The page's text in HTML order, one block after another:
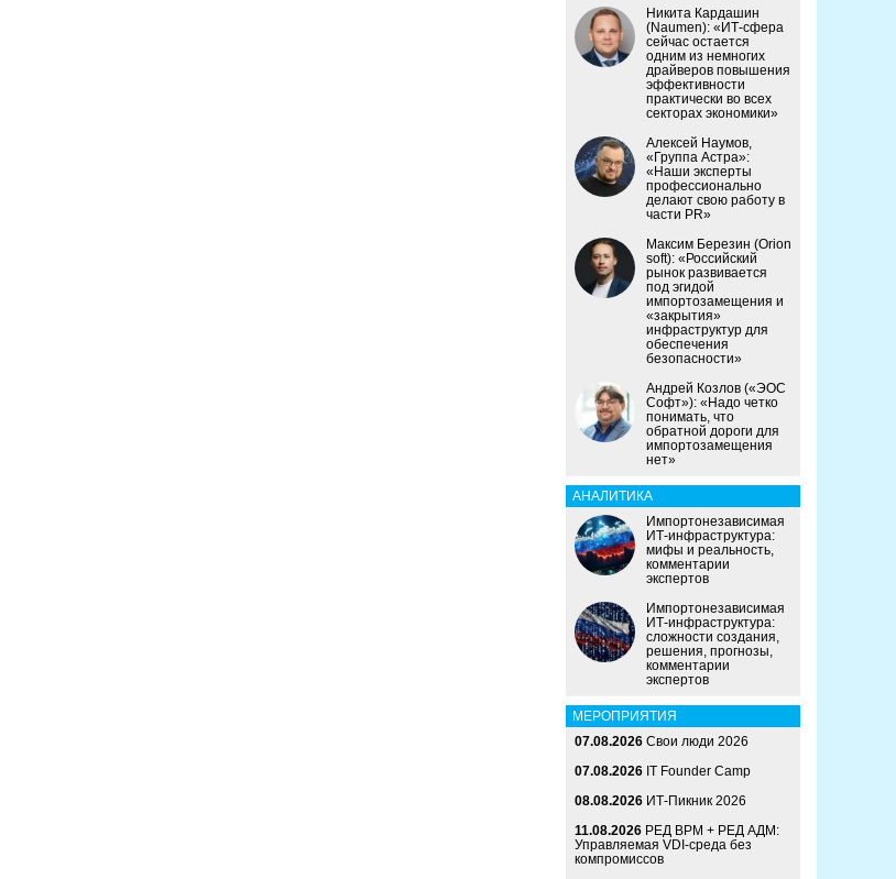
Никита Кардашин
(Naumen): «ИТ-сфера
сейчас остается
одним из немногих
драйверов повышения
эффективности
практически во всех
секторах экономики»
Алексей Наумов,
«Группа Астра»:
«Наши эксперты
профессионально
делают свою работу в
части PR»
Максим Березин (Orion
soft): «Российский
рынок развивается
под эгидой
импортозамещения и
«закрытия»
инфраструктур для
обеспечения
безопасности»
Андрей Козлов («ЭОС
Софт»): «Надо четко
понимать, что
обратной дороги для
импортозамещения
нет»
АНАЛИТИКА
Импортонезависимая
ИТ-инфраструктура:
мифы и реальность,
комментарии
экспертов
Импортонезависимая
ИТ-инфраструктура:
сложности создания,
решения, прогнозы,
комментарии
экспертов
МЕРОПРИЯТИЯ
07.08.2026 Свои люди 2026
07.08.2026 IT Founder Camp
08.08.2026 ИТ-Пикник 2026
11.08.2026 РЕД ВРМ + РЕД АДМ:
Управляемая VDI-среда без
компромиссов